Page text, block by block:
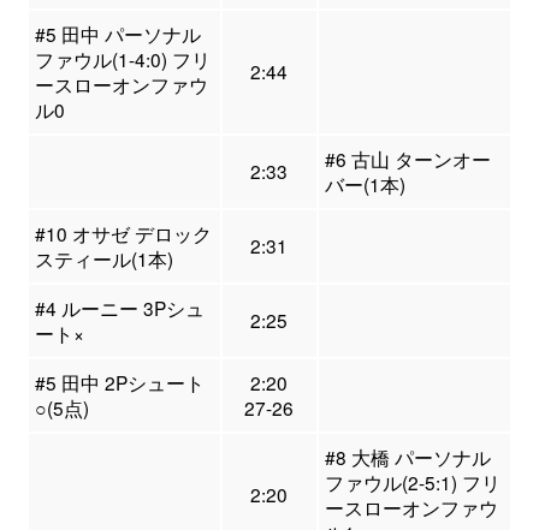
#5 田中 パーソナル
ファウル(1-4:0) フリ
ースローオンファウ
ル0
2:44
2:33
#6 古山 ターンオー
バー(1本)
#10 オサゼ デロック
スティール(1本)
2:31
#4 ルーニー 3Pシュ
ート×
2:25
#5 田中 2Pシュート
○(5点)
2:20
27-26
2:20
#8 大橋 パーソナル
ファウル(2-5:1) フリ
ースローオンファウ